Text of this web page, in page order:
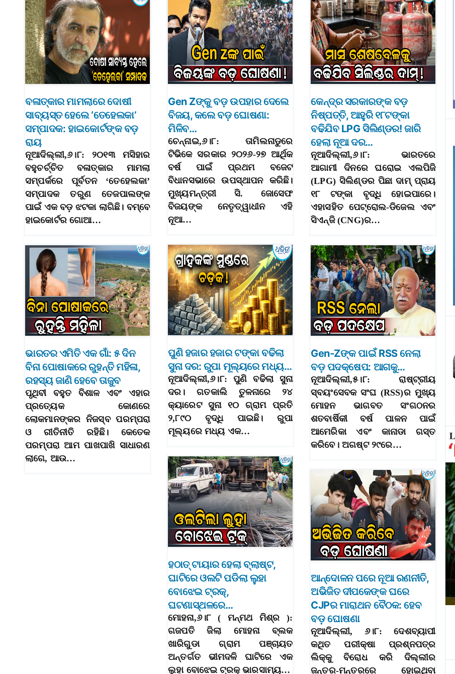
ବଳାତ୍କାର ମାମଲାରେ ଦୋଷୀ
ସାବ୍ୟସ୍ତ ହେଲେ ‘ତେହେଲକା’
ସମ୍ପାଦକ: ହାଇକୋର୍ଟଙ୍କ ବଡ଼
ରାୟ
ନୂଆଦିଲ୍ଲୀ,୬।୮: ୨୦୧୩ ମସିହାର
ବହୁଚର୍ଚ୍ଚିତ ବଳାତ୍କାର ମାମଲା
ସମ୍ପର୍କରେ ପୂର୍ବତନ ‘ତେହେଲକା’
ସମ୍ପାଦକ ତରୁଣ ତେଜପାଲଙ୍କ
ପାଇଁ ଏକ ବଡ଼ ଝଟକା ଲାଗିଛି। ବମ୍ବେ
ହାଇକୋର୍ଟର ଗୋଆ…
Gen Zଙ୍କୁ ବଡ଼ ଉପହାର ଦେଲେ
ବିଜୟ, କଲେ ବଡ଼ ଘୋଷଣା:
ମିଳିବ…
ଚେନ୍ନାଇ,୬।୮: ତାମିଲନାଡୁରେ
ଟିଭିକେ ସରକାର ୨୦୨୬-୨୭ ଆର୍ଥିକ
ବର୍ଷ ପାଇଁ ପ୍ରଥମ ବଜେଟ
ବିଧାନସଭାରେ ଉପସ୍ଥାପନ କରିଛି।
ମୁଖ୍ୟମନ୍ତ୍ରୀ ସି. ଜୋସେଫ
ବିଜୟଙ୍କ ନେତୃତ୍ୱାଧୀନ ଏହି
ନୂଆ…
କେନ୍ଦ୍ର ସରକାରଙ୍କ ବଡ଼
ନିଷ୍ପତ୍ତି, ଆହୁରି ୧୮ଟଙ୍କା
ବଢିଯିବ LPG ସିଲିଣ୍ଡର! ଜାରି
ହେଲା ନୂଆ ଦର…
ନୂଆଦିଲ୍ଲୀ,୬।୮: ଭାରତରେ
ଆଗାମୀ ଦିନରେ ଘରୋଇ ଏଲପିଜି
(LPG) ସିଲିଣ୍ଡର ପିଛା ଦାମ୍ ପ୍ରାୟ
୧୮ ଟଙ୍କା ବୃଦ୍ଧି ହୋଇପାରେ।
ଏହାସହିତ ପେଟ୍ରୋଲ-ଡିଜେଲ ଏବଂ
ସିଏନ୍‌ଜି (CNG)ର…
ପୁଣି ହଜାର ହଜାର ଟଙ୍କା ବଢିଲା
ସୁନା ଦର: ରୁପା ମୂଲ୍ୟରେ ମଧ୍ୟ…
ନୂଆଦିଲ୍ଲୀ,୬।୮: ପୁଣି ବଢିଲା ସୁନା
ଦର। ଗତକାଲି ତୁଳନାରେ ୨୪
କ୍ୟାରେଟ ସୁନା ୧୦ ଗ୍ରାମ ପ୍ରତି
୨,୮୯୦ ବୃଦ୍ଧି ପାଇଛି। ରୁପା
ମୂଲ୍ୟରେ ମଧ୍ୟ ଏକ…
ଭାରତର ଏମିତି ଏକ ଗାଁ: ୫ ଦିନ
ବିନା ପୋଷାକରେ ରୁହନ୍ତି ମହିଳା,
ରହସ୍ୟ ଜାଣି ହେବେ ତାଜୁବ
ପୃଥିବୀ ବହୁତ ବିଶାଳ ଏବଂ ଏହାର
ପ୍ରତ୍ୟେକ କୋଣରେ
ଲୋକମାନଙ୍କର ନିଜସ୍ବ ପରମ୍ପରା
ଓ ରୀତିନୀତି ରହିଛି। କେତେକ
ପରମ୍ପରା ଆମ ପାଖପାଖି ସାଧାରଣ
ଲାଗେ, ଆଉ…
Gen-Zଙ୍କ ପାଇଁ RSS ନେଲା
ବଡ଼ ପଦକ୍ଷେପ: ଆଗକୁ…
ନୂଆଦିଲ୍ଲୀ,୫।୮: ରାଷ୍ଟ୍ରୀୟ
ସ୍ବୟଂସେବକ ସଂଘ (RSS)ର ମୁଖ୍ୟ
ମୋହନ ଭାଗବତ ସଂଗଠନର
ଶତବାର୍ଷିକୀ ବର୍ଷ ପାଳନ ପାଇଁ
ଆମେରିକା ଏବଂ କାନାଡା ଗସ୍ତ
କରିବେ। ଅଗଷ୍ଟ ୨୯ରେ…
ହଠାତ୍‌ ଟାୟାର ହେଲା ବ୍ଲାଷ୍ଟ,
ଘାଟିରେ ଓଲଟି ପଡିଲା ଲୁହା
ବୋଝେଇ ଟ୍ରକ୍‌,
ଘଟଣାସ୍ଥଳରେ…
ମୋହନା,୬।୮ ( ମନ୍ମଥ ମିଶ୍ର ):
ଗଜପତି ଜିଲା ମୋହନା ବ୍ଲକ
ଖାରିଗୁଡା ଗ୍ରାମ ପଞ୍ଚାୟତ
ଅନ୍ତର୍ଗତ ଭୀମଦଳି ଘାଟିରେ ଏକ
ଲୁହା ବୋଝେଇ ଟ୍ରକ୍‌ ଭାରସାମ୍ୟ…
ଆନ୍ଦୋଳନ ପରେ ନୂଆ ରଣନୀତି,
ଅଭିଜିତ ଦୀପକେଙ୍କ ଘରେ
CJPର ମାରାଥନ ବୈଠକ: ହେବ
ବଡ଼ ଘୋଷଣା
ନୂଆଦିଲ୍ଲୀ, ୬।୮: ଦେଶବ୍ୟାପୀ
କଥିତ ପରୀକ୍ଷା ପ୍ରଶ୍ନପତ୍ର
ଲିକ୍‌କୁ ବିରୋଧ କରି ଦିଲ୍ଲୀର
ଜନ୍ତର-ମନ୍ତରରେ ହୋଇଥିବା